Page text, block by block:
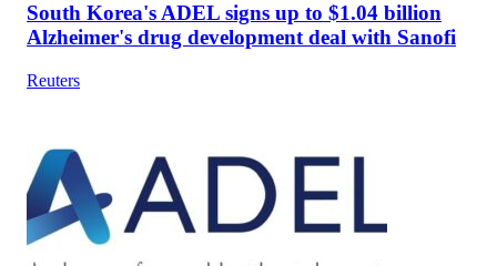
South Korea's ADEL signs up to $1.04 billion
Alzheimer's drug development deal with Sanofi
Reuters